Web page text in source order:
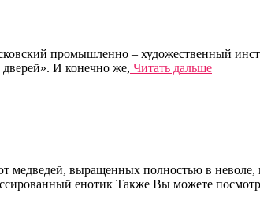
промышленно – художественный
И конечно же, Читать дальше
медведей, выращенных полностью в
енотик Также Вы можете